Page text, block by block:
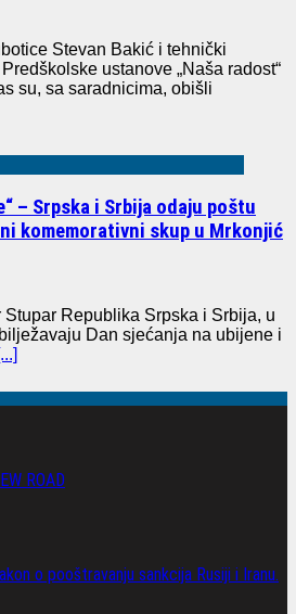
Stevan Bakić i tehnički
ustanove „Naša radost“
su, sa saradnicima, obišli
– Srpska i Srbija odaju poštu
komemorativni skup u Mrkonjić
Stupar Republika Srpska i Srbija, u
Dan sjećanja na ubijene i
ROAD
o pooštravanju sankcija Rusiji i Iranu.